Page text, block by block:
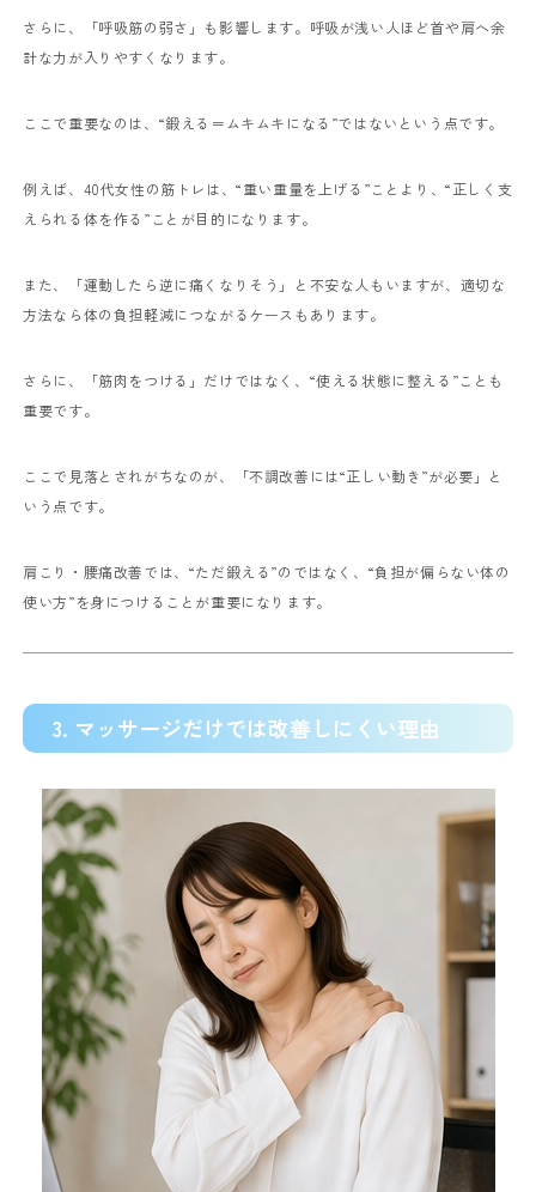
さらに、「呼吸筋の弱さ」も影響します。呼吸が浅い人ほど首や肩へ余
計な力が入りやすくなります。
ここで重要なのは、“鍛える＝ムキムキになる”ではないという点です。
例えば、40代女性の筋トレは、“重い重量を上げる”ことより、“正しく支
えられる体を作る”ことが目的になります。
また、「運動したら逆に痛くなりそう」と不安な人もいますが、適切な
方法なら体の負担軽減につながるケースもあります。
さらに、「筋肉をつける」だけではなく、“使える状態に整える”ことも
重要です。
ここで見落とされがちなのが、「不調改善には“正しい動き”が必要」と
いう点です。
肩こり・腰痛改善では、“ただ鍛える”のではなく、“負担が偏らない体の
使い方”を身につけることが重要になります。
3. マッサージだけでは改善しにくい理由